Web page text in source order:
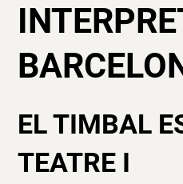
EL TIMBAL
TEATRE I